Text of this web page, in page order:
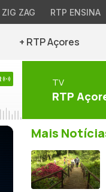
ZIG ZAG RTP ENSINA
+ RTP Açores
TV
RTP
Mais